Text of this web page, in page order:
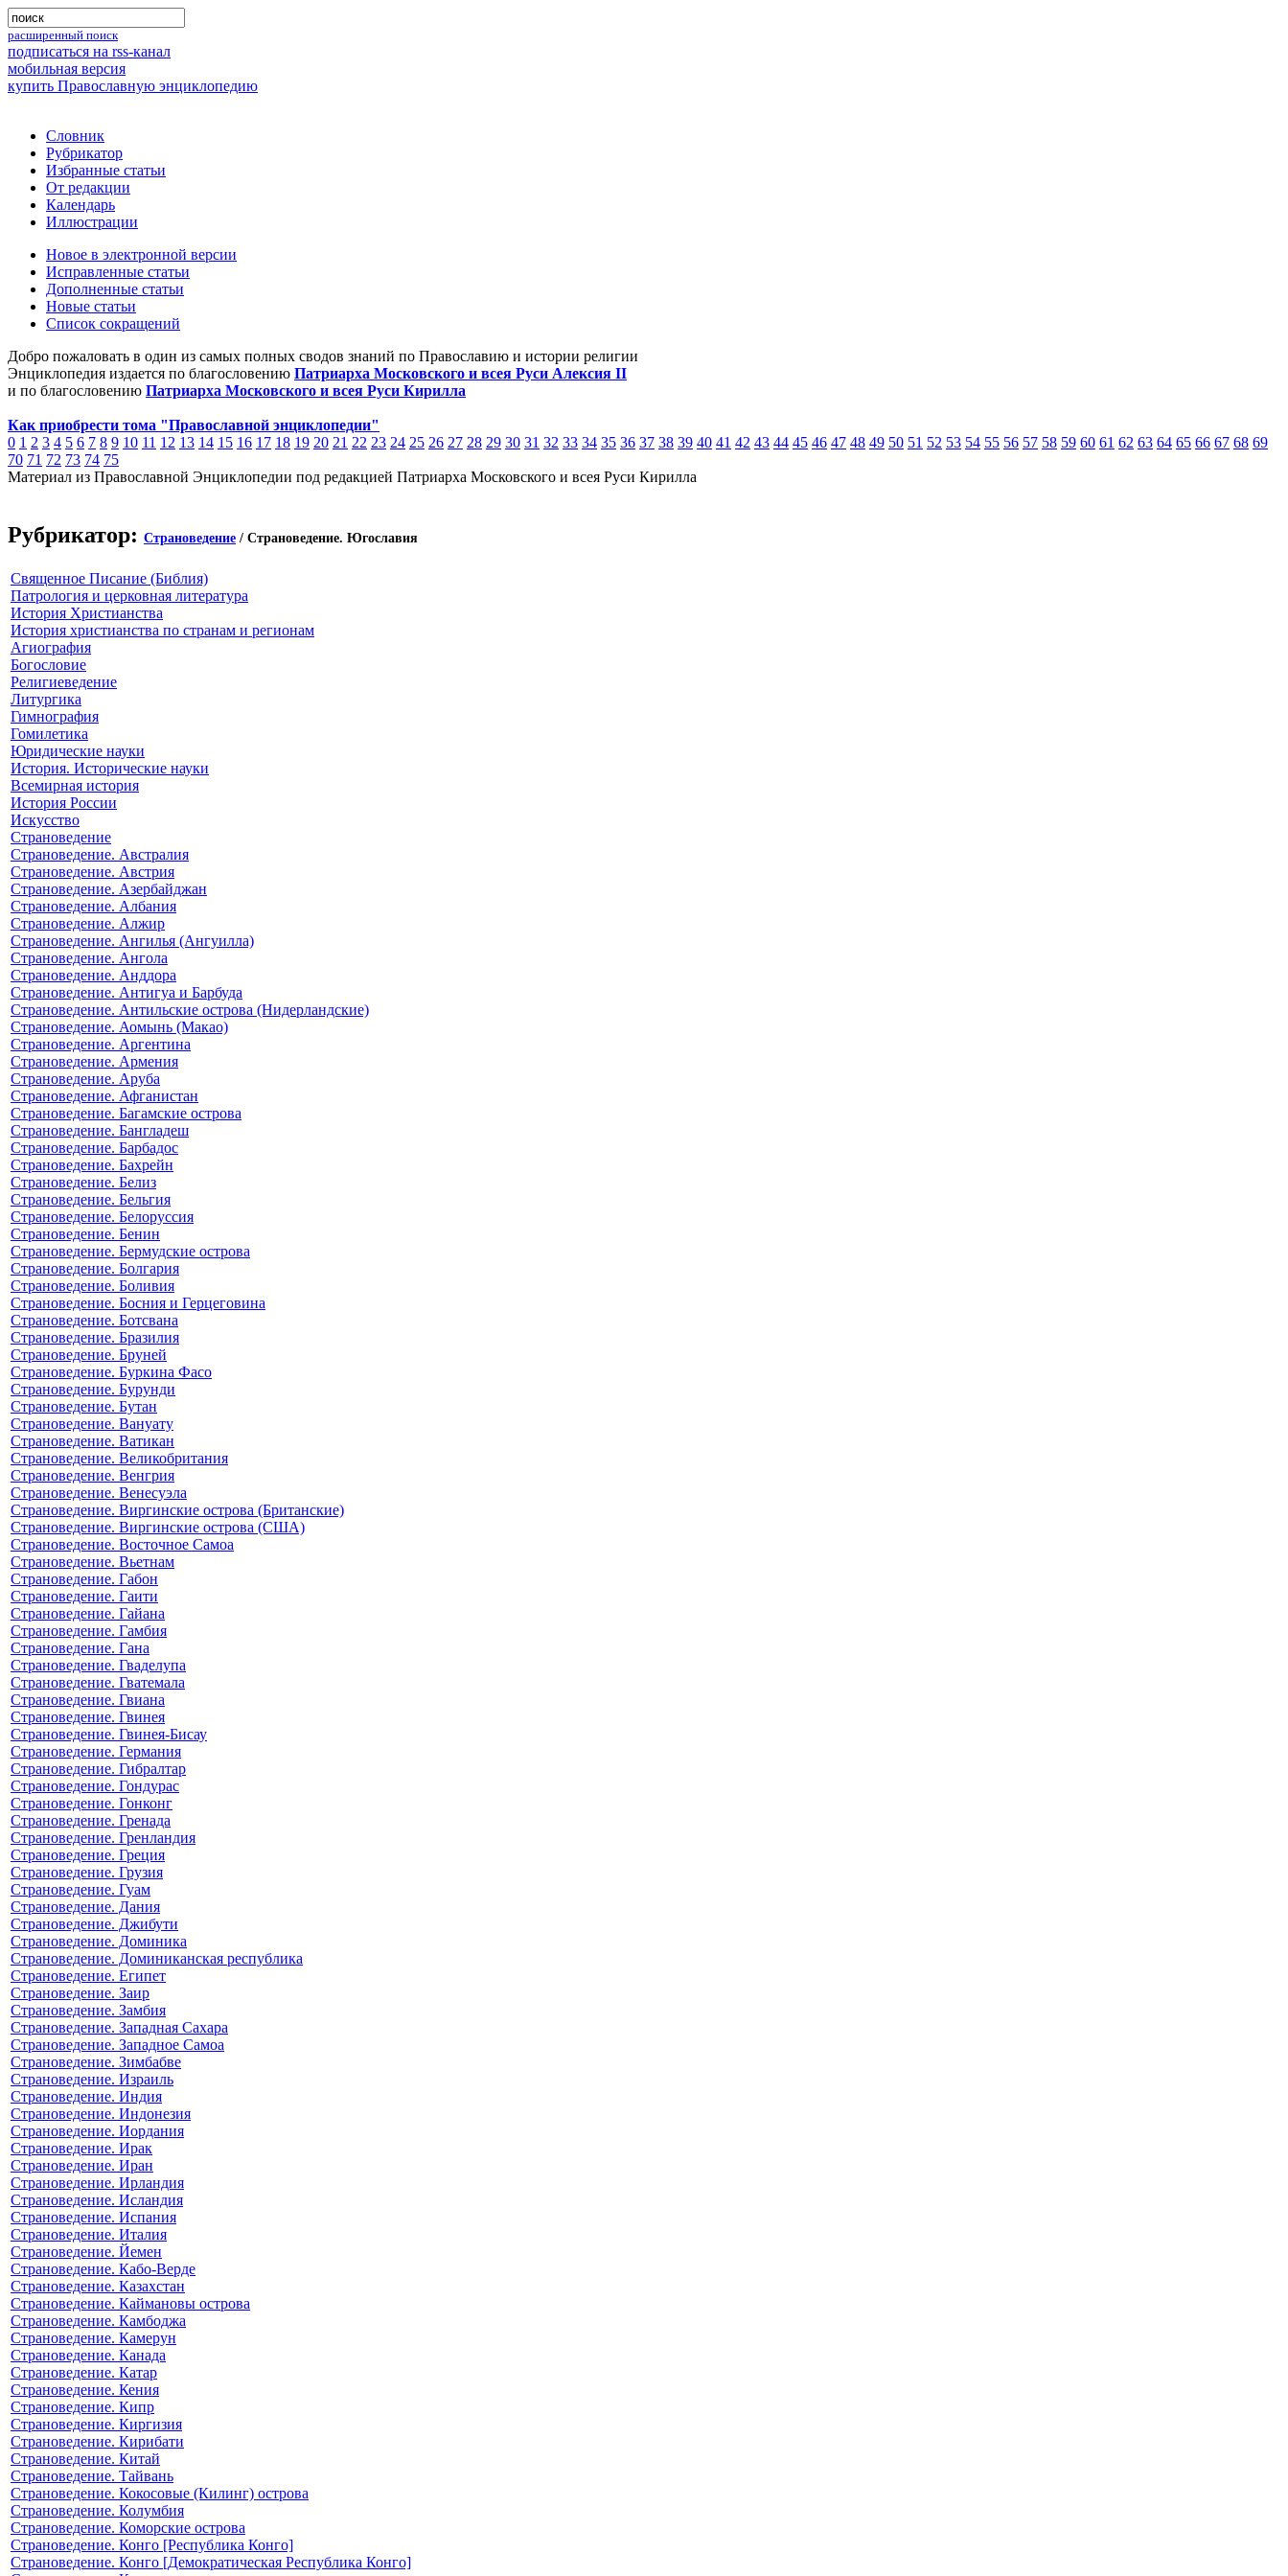
расширенный поиск
подписаться на rss-канал
мобильная версия
купить Православную энциклопедию
Словник
Рубрикатор
Избранные статьи
От редакции
Календарь
Иллюстрации
Новое в электронной версии
Исправленные статьи
Дополненные статьи
Новые статьи
Список сокращений
Добро пожаловать в один из самых полных сводов знаний по Православию и истории религии
Энциклопедия издается по благословению Патриарха Московского и всея Руси Алексия II
и по благословению Патриарха Московского и всея Руси Кирилла
Как приобрести тома "Православной энциклопедии"
0 1 2 3 4 5 6 7 8 9 10 11 12 13 14 15 16 17 18 19 20 21 22 23 24 25 26 27 28 29 30 31 32 33 34 35 36 37 38 39 40 41 42 43 44 45 46 47 48 49 50 51 52 53 54 55 56 57 58 59 60 61 62 63 64 65 66 67 68 69
70 71 72 73 74 75
Материал из Православной Энциклопедии под редакцией Патриарха Московского и всея Руси Кирилла
Рубрикатор: Страноведение / Страноведение. Югославия
Священное Писание (Библия)
Патрология и церковная литература
История Христианства
История христианства по странам и регионам
Агиография
Богословие
Религиеведение
Литургика
Гимнография
Гомилетика
Юридические науки
История. Исторические науки
Всемирная история
История России
Искусство
Страноведение
Страноведение. Австралия
Страноведение. Австрия
Страноведение. Азербайджан
Страноведение. Албания
Страноведение. Алжир
Страноведение. Ангилья (Ангуилла)
Страноведение. Ангола
Страноведение. Анддора
Страноведение. Антигуа и Барбуда
Страноведение. Антильские острова (Нидерландские)
Страноведение. Аомынь (Макао)
Страноведение. Аргентина
Страноведение. Армения
Страноведение. Аруба
Страноведение. Афганистан
Страноведение. Багамские острова
Страноведение. Бангладеш
Страноведение. Барбадос
Страноведение. Бахрейн
Страноведение. Белиз
Страноведение. Бельгия
Страноведение. Белоруссия
Страноведение. Бенин
Страноведение. Бермудские острова
Страноведение. Болгария
Страноведение. Боливия
Страноведение. Босния и Герцеговина
Страноведение. Ботсвана
Страноведение. Бразилия
Страноведение. Бруней
Страноведение. Буркина Фасо
Страноведение. Бурунди
Страноведение. Бутан
Страноведение. Вануату
Страноведение. Ватикан
Страноведение. Великобритания
Страноведение. Венгрия
Страноведение. Венесуэла
Страноведение. Виргинские острова (Британские)
Страноведение. Виргинские острова (США)
Страноведение. Восточное Самоа
Страноведение. Вьетнам
Страноведение. Габон
Страноведение. Гаити
Страноведение. Гайана
Страноведение. Гамбия
Страноведение. Гана
Страноведение. Гваделупа
Страноведение. Гватемала
Страноведение. Гвиана
Страноведение. Гвинея
Страноведение. Гвинея-Бисау
Страноведение. Германия
Страноведение. Гибралтар
Страноведение. Гондурас
Страноведение. Гонконг
Страноведение. Гренада
Страноведение. Гренландия
Страноведение. Греция
Страноведение. Грузия
Страноведение. Гуам
Страноведение. Дания
Страноведение. Джибути
Страноведение. Доминика
Страноведение. Доминиканская республика
Страноведение. Египет
Страноведение. Заир
Страноведение. Замбия
Страноведение. Западная Сахара
Страноведение. Западное Самоа
Страноведение. Зимбабве
Страноведение. Израиль
Страноведение. Индия
Страноведение. Индонезия
Страноведение. Иордания
Страноведение. Ирак
Страноведение. Иран
Страноведение. Ирландия
Страноведение. Исландия
Страноведение. Испания
Страноведение. Италия
Страноведение. Йемен
Страноведение. Кабо-Верде
Страноведение. Казахстан
Страноведение. Каймановы острова
Страноведение. Камбоджа
Страноведение. Камерун
Страноведение. Канада
Страноведение. Катар
Страноведение. Кения
Страноведение. Кипр
Страноведение. Киргизия
Страноведение. Кирибати
Страноведение. Китай
Страноведение. Тайвань
Страноведение. Кокосовые (Килинг) острова
Страноведение. Колумбия
Страноведение. Коморские острова
Страноведение. Конго [Республика Конго]
Страноведение. Конго [Демократическая Республика Конго]